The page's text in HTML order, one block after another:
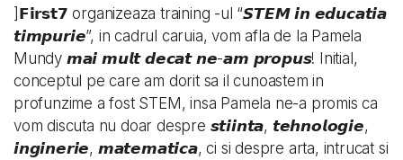
]𝗙𝗶𝗿𝘀𝘁𝟳 organizeaza training -ul “𝙎𝙏𝙀𝙈 𝙞𝙣 𝙚𝙙𝙪𝙘𝙖𝙩𝙞𝙖
𝙩𝙞𝙢𝙥𝙪𝙧𝙞𝙚”, in cadrul caruia, vom afla de la Pamela
Mundy 𝙢𝙖𝙞 𝙢𝙪𝙡𝙩 𝙙𝙚𝙘𝙖𝙩 𝙣𝙚-𝙖𝙢 𝙥𝙧𝙤𝙥𝙪𝙨! Initial,
conceptul pe care am dorit sa il cunoastem in
profunzime a fost STEM, insa Pamela ne-a promis ca
vom discuta nu doar despre 𝙨𝙩𝙞𝙞𝙣𝙩𝙖, 𝙩𝙚𝙝𝙣𝙤𝙡𝙤𝙜𝙞𝙚,
𝙞𝙣𝙜𝙞𝙣𝙚𝙧𝙞𝙚, 𝙢𝙖𝙩𝙚𝙢𝙖𝙩𝙞𝙘𝙖, ci si despre arta, intrucat si